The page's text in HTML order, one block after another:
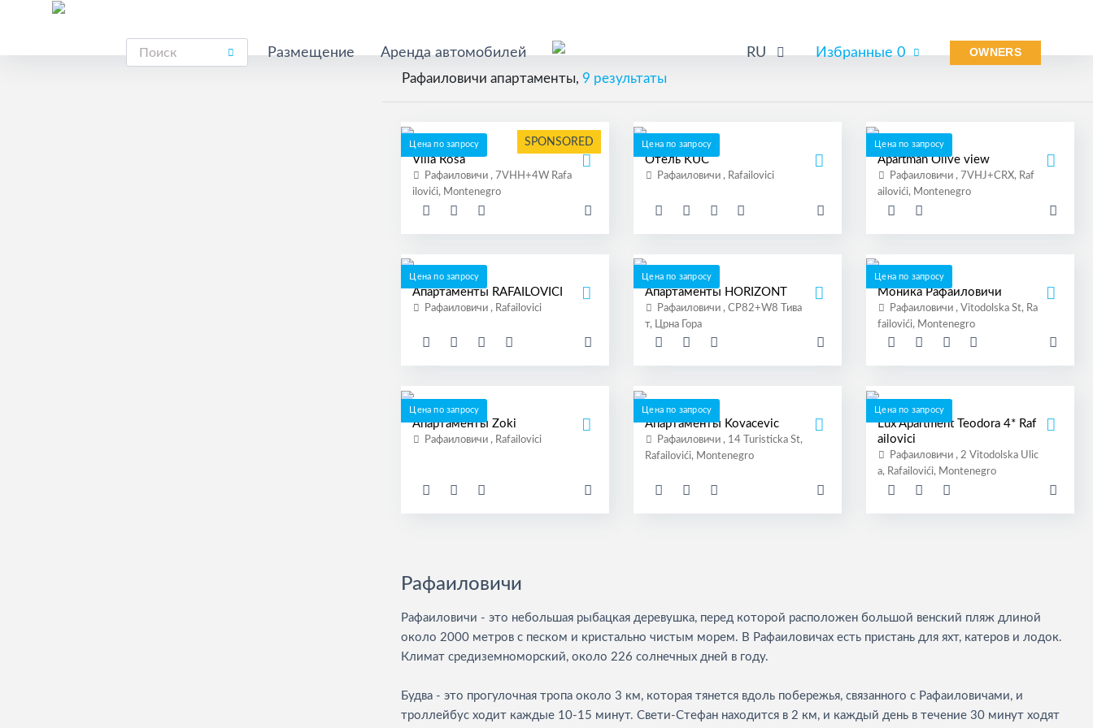
Размещение Аренда автомобилей RU Избранные0 OWNERS
Рафаиловичи апартаменты, 9 результаты
SPONSORED
Цена по запросу
Villa Rosa
Рафаиловичи , 7VHH+4W Rafa
ilovići, Montenegro
Цена по запросу
Отель KUC
Рафаиловичи , Rafailovici
Цена по запросу
Apartman Olive view
Рафаиловичи , 7VHJ+CRX, Raf
ailovići, Montenegro
Цена по запросу
Апартаменты RAFAILOVICI
Рафаиловичи , Rafailovici
Цена по запросу
Апартаменты HORIZONT
Рафаиловичи , CP82+W8 Тива
т, Црна Гора
Цена по запросу
Моника Рафаиловичи
Рафаиловичи , Vitodolska St, Ra
failovići, Montenegro
Цена по запросу
Апартаменты Zoki
Рафаиловичи , Rafailovici
Цена по запросу
Апартаменты Kovacevic
Рафаиловичи , 14 Turisticka St,
Rafailovići, Montenegro
Цена по запросу
Lux Apartment Teodora 4* Raf
ailovici
Рафаиловичи , 2 Vitodolska Ulic
a, Rafailovići, Montenegro
Рафаиловичи
Рафаиловичи - это небольшая рыбацкая деревушка, перед которой расположен большой венский пляж длиной
около 2000 метров с песком и кристально чистым морем. В Рафаиловичах есть пристань для яхт, катеров и лодок.
Климат средиземноморский, около 226 солнечных дней в году.
Будва - это прогулочная тропа около 3 км, которая тянется вдоль побережья, связанного с Рафаиловичами, и
троллейбус ходит каждые 10-15 минут. Свети-Стефан находится в 2 км, и каждый день в течение 30 минут ходят